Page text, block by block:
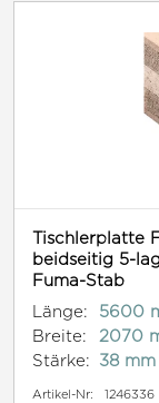
Tischlerplatte
beidseitig 5-
Fuma-Stab
Länge:
5600
Breite:
2070
Stärke:
38 mm
Artikel-Nr: 1246336